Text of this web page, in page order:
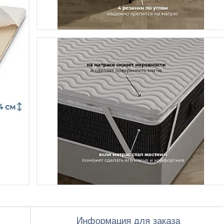
Информация для заказа